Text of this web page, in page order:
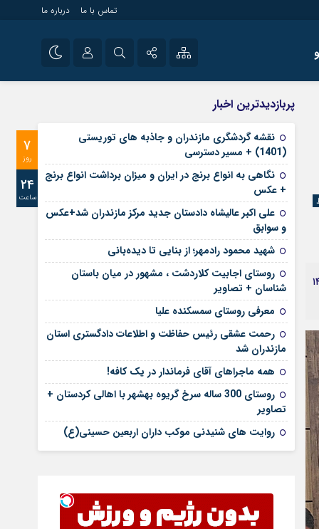
تماس با ما درباره ما
آپارات
رمز عبور
مرا به خاطر بسپار
راه اندازی سایت و
سایت های خبری و
به مسافران نوروز ۱۴۰۲
پربازدیدترین اخبار
7
روز
24
ساعت
نقشه گردشگری مازندران و جاذبه های توریستی
(1401) + مسیر دسترسی
نگاهی به انواع برنج در ایران و میزان برداشت انواع برنج
+ عکس
علی‌ اکبر عالیشاه دادستان جدید مرکز مازندران شد+عکس
و سوابق
شهید محمود رادمهر؛ از بنایی تا دیده‌بانی
روستای اجابیت کلاردشت ، مشهور در میان باستان
شناسان + تصاویر
معرفی روستای سمسکنده علیا
رحمت عشقی رئیس حفاظت و اطلاعات دادگستری استان
مازندران شد
همه ماجراهای آقای فرماندار در یک کافه!
روستای 300 ساله سرخ ‌گریوه بهشهر با اهالی کردستان +
تصاویر
روایت های شنیدنی موکب داران اربعین حسینی(ع)